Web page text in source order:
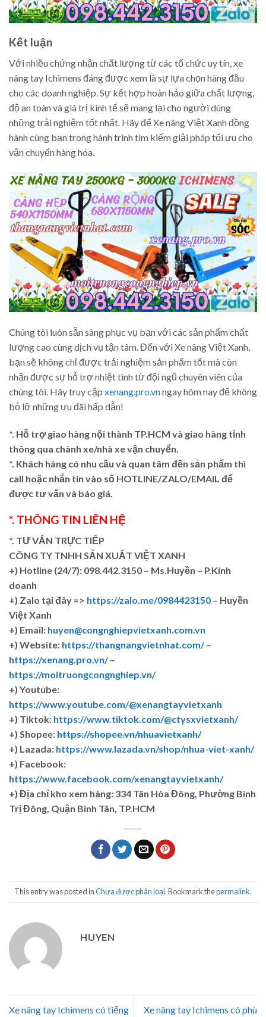
Kết luận
Với nhiều chứng nhận chất lượng từ các tổ chức uy tín, xe
nâng tay Ichimens đáng được xem là sự lựa chọn hàng đầu
cho các doanh nghiệp. Sự kết hợp hoàn hảo giữa chất lượng,
độ an toàn và giá trị kinh tế sẽ mang lại cho người dùng
những trải nghiệm tốt nhất. Hãy để Xe nâng Việt Xanh đồng
hành cùng bạn trong hành trình tìm kiếm giải pháp tối ưu cho
vận chuyển hàng hóa.
Chúng tôi luôn sẵn sàng phục vụ bạn với các sản phẩm chất
lượng cao cùng dịch vụ tận tâm. Đến với Xe nâng Việt Xanh,
bạn sẽ không chỉ được trải nghiệm sản phẩm tốt mà còn
nhận được sự hỗ trợ nhiệt tình từ đội ngũ chuyên viên của
chúng tôi. Hãy truy cập xenang.pro.vnngay hôm nay để không
bỏ lỡ những ưu đãi hấp dẫn!
*. Hỗ trợ giao hàng nội thành TP.HCM và giao hàng tỉnh
thông qua chành xe/nhà xe vận chuyển.
*. Khách hàng có nhu cầu và quan tâm đến sản phẩm thì
call hoặc nhắn tin vào số HOTLINE/ZALO/EMAIL để
được tư vấn và báo giá.
*. THÔNG TIN LIÊN HỆ
*. TƯ VẤN TRỰC TIẾP
CÔNG TY TNHH SẢN XUẤT VIỆT XANH
+) Hotline (24/7): 098.442.3150 – Ms.Huyền – P.Kinh
doanh
+) Zalo tại đây => https://zalo.me/0984423150 – Huyền
Việt Xanh
+) Email: huyen@congnghiepvietxanh.com.vn
+) Website: https://thangnangvietnhat.com/–
https://xenang.pro.vn/–
https://moitruongcongnghiep.vn/
+) Youtube:
https://www.youtube.com/@xenangtayvietxanh
+) Tiktok: https://www.tiktok.com/@ctysxvietxanh/
+) Shopee:https://shopee.vn/nhuavietxanh/
+) Lazada: https://www.lazada.vn/shop/nhua-viet-xanh/
+) Facebook:
https://www.facebook.com/xenangtayvietxanh/
+) Địa chỉ kho xem hàng: 334 Tân Hòa Đông, Phường Bình
Trị Đông, Quận Bình Tân, TP.HCM
This entry was posted inChưa được phân loại. Bookmark thepermalink.
HUYEN
Xe nâng tay Ichimens có tiếng
Xe nâng tay Ichimens có phù